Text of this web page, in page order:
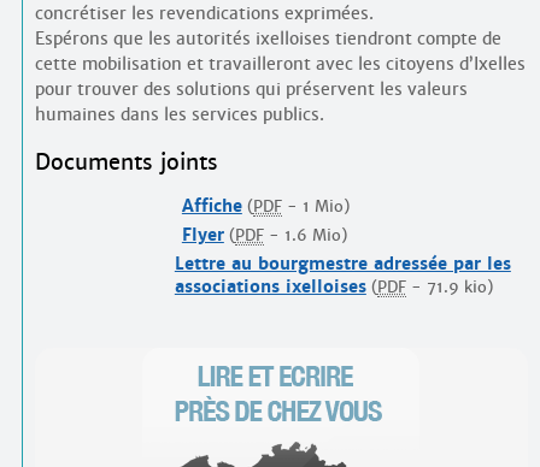
concrétiser les revendications exprimées.
Espérons que les autorités ixelloises tiendront compte de
cette mobilisation et travailleront avec les citoyens d’Ixelles
pour trouver des solutions qui préservent les valeurs
humaines dans les services publics.
Documents joints
Affiche ( PDF- 1 Mio)
Flyer ( PDF- 1.6 Mio)
Lettre au bourgmestre adressée par les
associations ixelloises ( PDF- 71.9 kio)